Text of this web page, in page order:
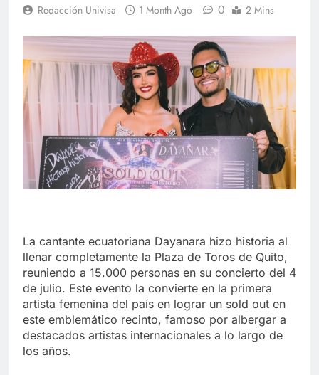
Redacción Univisa 1 Month Ago 0 2 Mins
La cantante ecuatoriana Dayanara hizo historia al
llenar completamente la Plaza de Toros de Quito,
reuniendo a 15.000 personas en su concierto del 4
de julio. Este evento la convierte en la primera
artista femenina del país en lograr un sold out en
este emblemático recinto, famoso por albergar a
destacados artistas internacionales a lo largo de
los años.